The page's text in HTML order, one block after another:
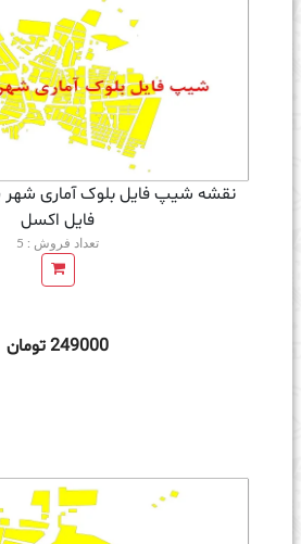
فايل اكسل
تعداد فروش : 5
249000 تومان